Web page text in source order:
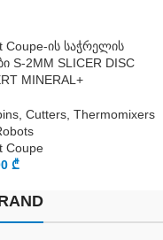
Coupe-ის საჭრელის
S-2MM SLICER DISC
MINERAL+
Cutters, Thermomixers
Coupe
₾